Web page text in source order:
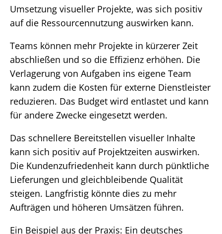
Umsetzung visueller Projekte, was sich positiv
auf die Ressourcennutzung auswirken kann.
Teams können mehr Projekte in kürzerer Zeit
abschließen und so die Effizienz erhöhen. Die
Verlagerung von Aufgaben ins eigene Team
kann zudem die Kosten für externe Dienstleister
reduzieren. Das Budget wird entlastet und kann
für andere Zwecke eingesetzt werden.
Das schnellere Bereitstellen visueller Inhalte
kann sich positiv auf Projektzeiten auswirken.
Die Kundenzufriedenheit kann durch pünktliche
Lieferungen und gleichbleibende Qualität
steigen. Langfristig könnte dies zu mehr
Aufträgen und höheren Umsätzen führen.
Ein Beispiel aus der Praxis: Ein deutsches